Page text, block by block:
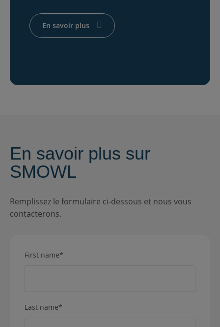
En savoir plus
En savoir plus sur
SMOWL
Remplissez le formulaire ci-dessous et nous vous
contacterons.
First name*
Last name*